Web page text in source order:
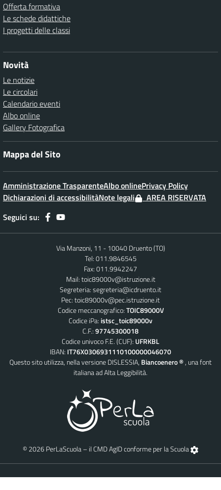
Offerta formativa
Le schede didattiche
I progetti delle classi
Novità
Le notizie
Le circolari
Calendario eventi
Albo online
Gallery Fotografica
Mappa del Sito
Amministrazione TrasparenteAlbo onlinePrivacy Policy
Dichiarazioni di accessibilitàNote legali
AREA RISERVATA
Seguici su:
Via Manzoni, 11 - 10040 Druento (TO)
Tel: 011.9846545
Fax: 011.9942247
Mail:toic89000v@istruzione.it
Segreteria:segreteria@icdruento.it
Pec:toic89000v@pec.istruzione.it
Codice meccanografico:TOIC89000V
Codice iPa: istsc_toic89000v
C.F.:97745300018
Codice univoco F.E. (CUF): UFRKBL
IBAN: IT76X0306931110100000046070
Questo sito utilizza, nella versione DISLESSIA, Biancoenero ®, una font
italiana ad Alta Leggibilità.
© 2026 PerLaScuola – il CMD AgID conforme per la Scuola